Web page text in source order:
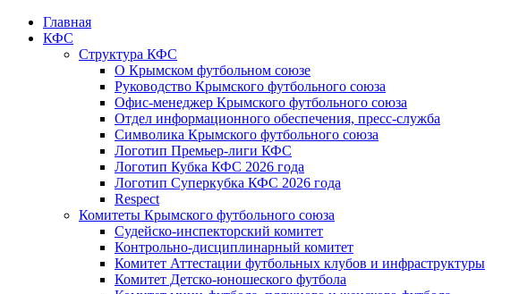
Главная
КФС
Структура КФС
О Крымском футбольном союзе
Руководство Крымского футбольного союза
Офис-менеджер Крымского футбольного союза
Отдел информационного обеспечения, пресс-служба
Символика Крымского футбольного союза
Логотип Премьер-лиги КФС
Логотип Кубка КФС 2026 года
Логотип Суперкубка КФС 2026 года
Respect
Комитеты Крымского футбольного союза
Судейско-инспекторский комитет
Контрольно-дисциплинарный комитет
Комитет Аттестации футбольных клубов и инфраструктуры
Комитет Детско-юношеского футбола